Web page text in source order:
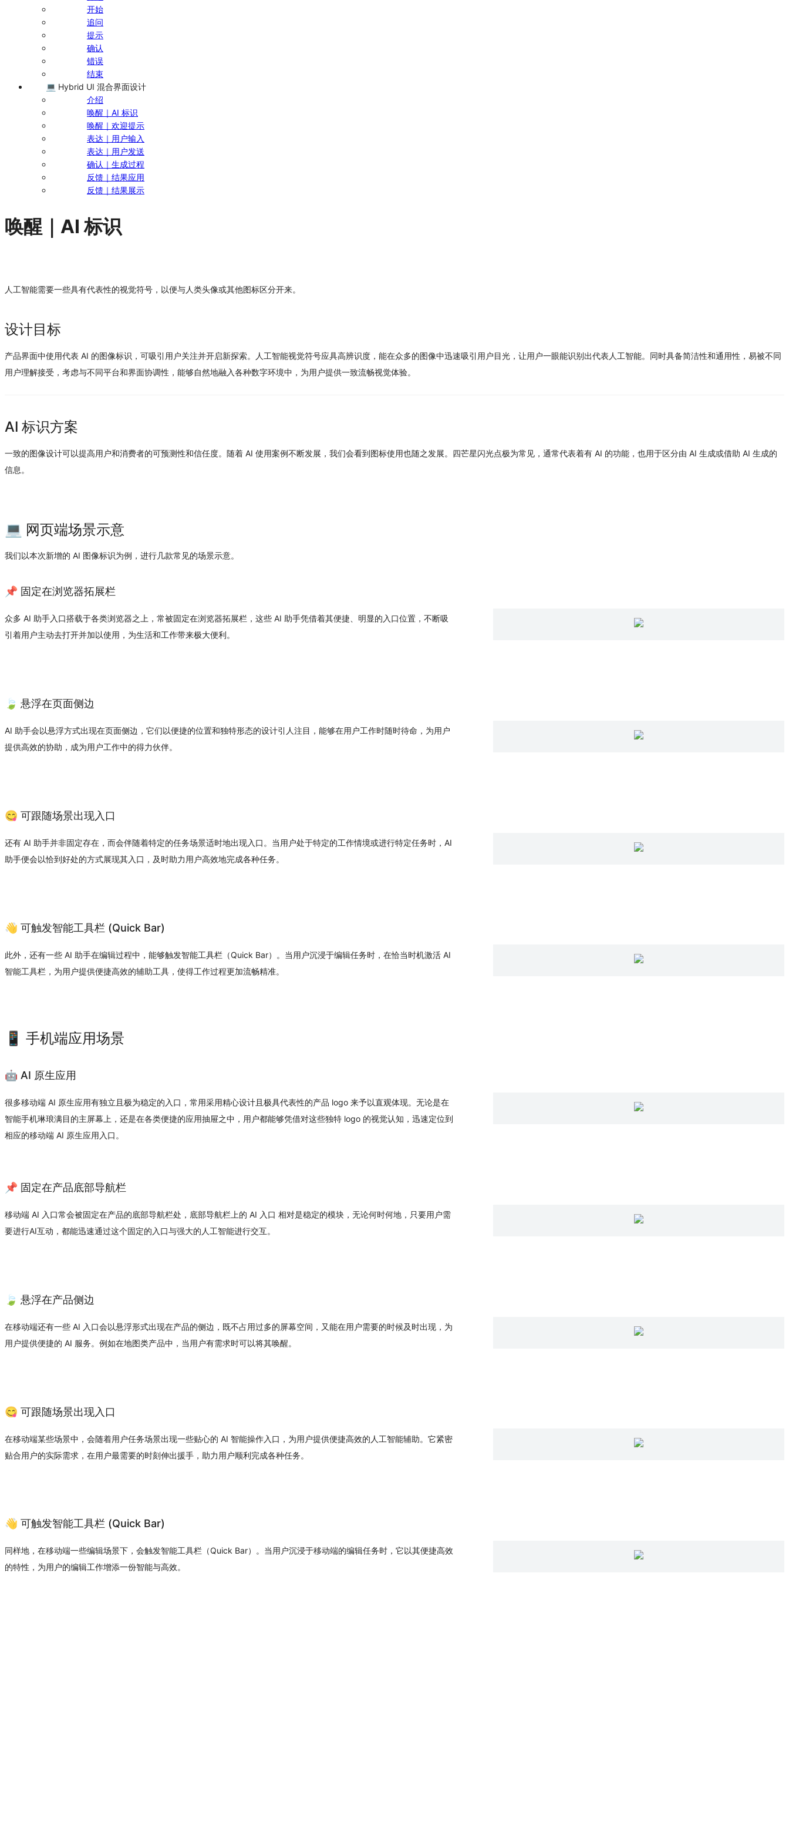
开始
追问
提示
确认
错误
结束
💻 Hybrid UI 混合界面设计
介绍
唤醒｜AI 标识
唤醒｜欢迎提示
表达｜用户输入
表达｜用户发送
确认｜生成过程
反馈｜结果应用
反馈｜结果展示
唤醒｜AI 标识
人工智能需要一些具有代表性的视觉符号，以便与人类头像或其他图标区分开来。
设计目标
产品界面中使用代表 AI 的图像标识，可吸引用户关注并开启新探索。人工智能视觉符号应具高辨识度，能在众多的图像中迅速吸引用户目光，让用户一眼能识别出代表人工智能。同时具备简洁性和通用性，易被不同
用户理解接受，考虑与不同平台和界面协调性，能够自然地融入各种数字环境中，为用户提供一致流畅视觉体验。
AI 标识方案
一致的图像设计可以提高用户和消费者的可预测性和信任度。随着 AI 使用案例不断发展，我们会看到图标使用也随之发展。四芒星闪光点极为常见，通常代表着有 AI 的功能，也用于区分由 AI 生成或借助 AI 生成的
信息。
💻 网页端场景示意
我们以本次新增的 AI 图像标识为例，进行几款常见的场景示意。
📌 固定在浏览器拓展栏
众多 AI 助手入口搭载于各类浏览器之上，常被固定在浏览器拓展栏，这些 AI 助手凭借着其便捷、明显的入口位置，不断吸
引着用户主动去打开并加以使用，为生活和工作带来极大便利。
🍃 悬浮在页面侧边
AI 助手会以悬浮方式出现在页面侧边，它们以便捷的位置和独特形态的设计引人注目，能够在用户工作时随时待命，为用户
提供高效的协助，成为用户工作中的得力伙伴。
😋 可跟随场景出现入口
还有 AI 助手并非固定存在，而会伴随着特定的任务场景适时地出现入口。当用户处于特定的工作情境或进行特定任务时，AI
助手便会以恰到好处的方式展现其入口，及时助力用户高效地完成各种任务。
👋 可触发智能工具栏 (Quick Bar)
此外，还有一些 AI 助手在编辑过程中，能够触发智能工具栏（Quick Bar）。当用户沉浸于编辑任务时，在恰当时机激活 AI
智能工具栏，为用户提供便捷高效的辅助工具，使得工作过程更加流畅精准。
📱 手机端应用场景
🤖 AI 原生应用
很多移动端 AI 原生应用有独立且极为稳定的入口，常用采用精心设计且极具代表性的产品 logo 来予以直观体现。无论是在
智能手机琳琅满目的主屏幕上，还是在各类便捷的应用抽屉之中，用户都能够凭借对这些独特 logo 的视觉认知，迅速定位到
相应的移动端 AI 原生应用入口。
📌 固定在产品底部导航栏
移动端 AI 入口常会被固定在产品的底部导航栏处，底部导航栏上的 AI 入口 相对是稳定的模块，无论何时何地，只要用户需
要进行AI互动，都能迅速通过这个固定的入口与强大的人工智能进行交互。
🍃 悬浮在产品侧边
在移动端还有一些 AI 入口会以悬浮形式出现在产品的侧边，既不占用过多的屏幕空间，又能在用户需要的时候及时出现，为
用户提供便捷的 AI 服务。例如在地图类产品中，当用户有需求时可以将其唤醒。
😋 可跟随场景出现入口
在移动端某些场景中，会随着用户任务场景出现一些贴心的 AI 智能操作入口，为用户提供便捷高效的人工智能辅助。它紧密
贴合用户的实际需求，在用户最需要的时刻伸出援手，助力用户顺利完成各种任务。
👋 可触发智能工具栏 (Quick Bar)
同样地，在移动端一些编辑场景下，会触发智能工具栏（Quick Bar）。当用户沉浸于移动端的编辑任务时，它以其便捷高效
的特性，为用户的编辑工作增添一份智能与高效。